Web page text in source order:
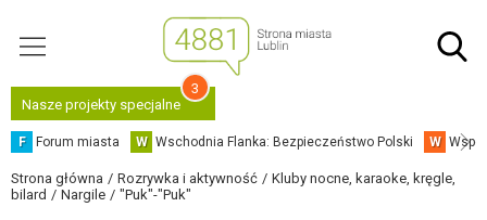
Nasze projekty specjalne
3
F Forum miasta W Wschodnia Flanka: Bezpieczeństwo Polski W
Strona główna Rozrywka i aktywność
Kluby nocne, karaoke, kręgle,
bilard
Nargile "Puk"-"Puk"